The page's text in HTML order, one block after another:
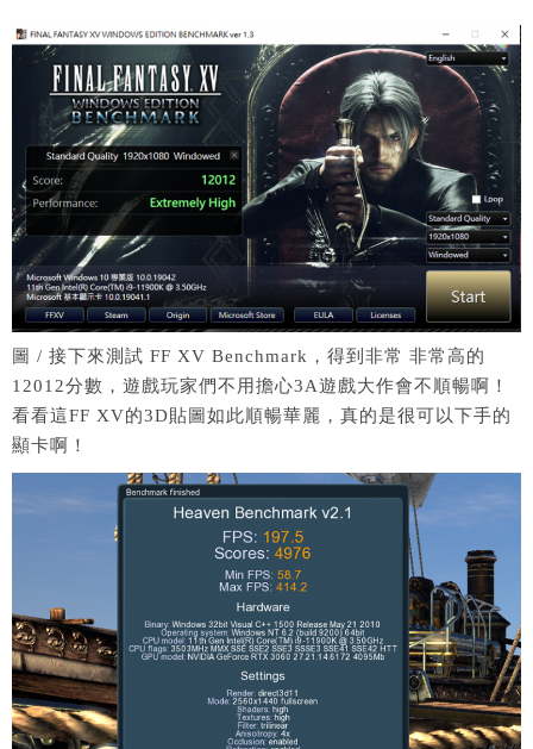
圖 / 接下來測試 FF XV Benchmark，得到非常 非常高的
12012分數，遊戲玩家們不用擔心3A遊戲大作會不順暢啊！
看看這FF XV的3D貼圖如此順暢華麗，真的是很可以下手的
顯卡啊！